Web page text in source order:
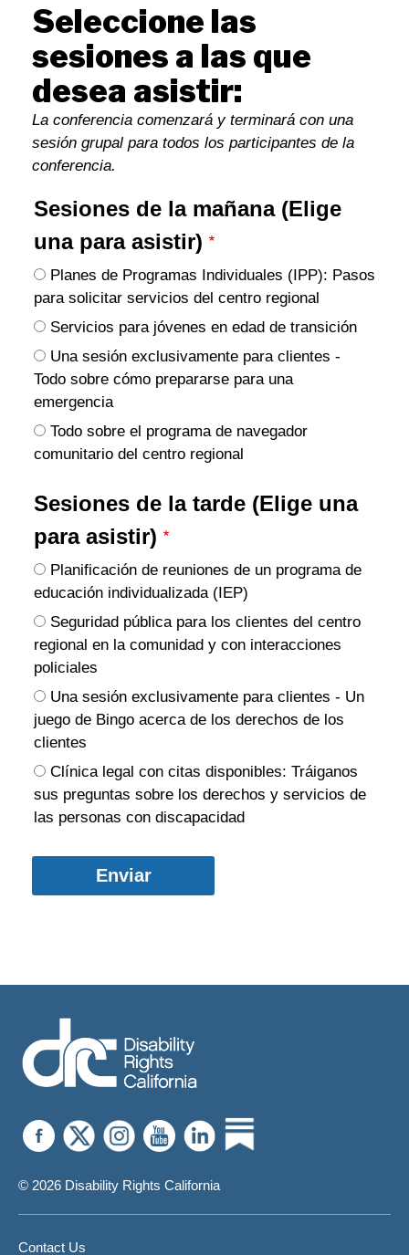
Seleccione las
sesiones a las que
desea asistir:
La conferencia comenzará y terminará con una
sesión grupal para todos los participantes de la
conferencia.
Sesiones de la mañana (Elige
una para asistir)
Planes de Programas Individuales (IPP): Pasos
para solicitar servicios del centro regional
Servicios para jóvenes en edad de transición
Una sesión exclusivamente para clientes -
Todo sobre cómo prepararse para una
emergencia
Todo sobre el programa de navegador
comunitario del centro regional
Sesiones de la tarde (Elige una
para asistir)
Planificación de reuniones de un programa de
educación individualizada (IEP)
Seguridad pública para los clientes del centro
regional en la comunidad y con interacciones
policiales
Una sesión exclusivamente para clientes - Un
juego de Bingo acerca de los derechos de los
clientes
Clínica legal con citas disponibles: Tráiganos
sus preguntas sobre los derechos y servicios de
las personas con discapacidad
© 2026 Disability Rights California
Contact Us